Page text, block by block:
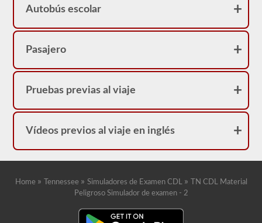
Autobús escolar
Pasajero
Pruebas previas al viaje
Vídeos previos al viaje en inglés
Home » Tennessee » Simuladores de Examen CDL »
TN CDL Material
Peligroso Simulador de examen - 2